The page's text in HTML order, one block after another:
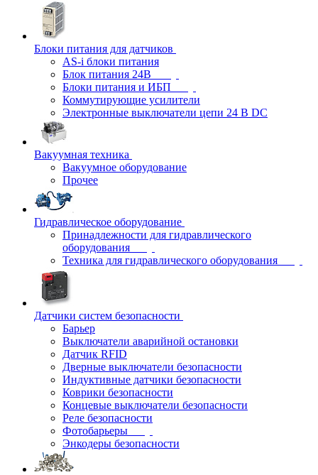
Блоки питания для датчиков
AS-i блоки питания
Блок питания 24В
Блоки питания и ИБП
Коммутирующие усилители
Электронные выключатели цепи 24 В DC
Вакуумная техника
Вакуумное оборудование
Прочее
Гидравлическое оборудование
Принадлежности для гидравлического
оборудования
Техника для гидравлического оборудования
Датчики систем безопасности
Барьер
Выключатели аварийной остановки
Датчик RFID
Дверные выключатели безопасности
Индуктивные датчики безопасности
Коврики безопасности
Концевые выключатели безопасности
Реле безопасности
Фотобарьеры
Энкодеры безопасности